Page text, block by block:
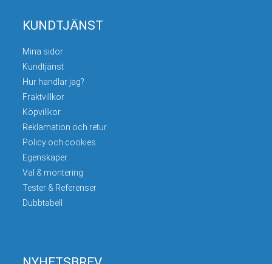
KUNDTJÄNST
Mina sidor
Kundtjänst
Hur handlar jag?
Fraktvillkor
Köpvillkor
Reklamation och retur
Policy och cookies
Egenskaper
Val & montering
Tester & Referenser
Dubbtabell